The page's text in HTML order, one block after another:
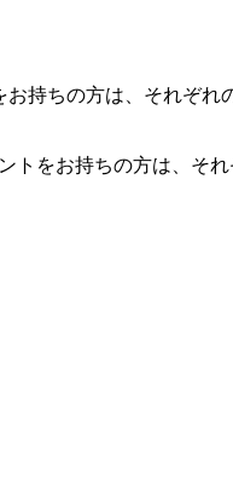
持ちの方は、それぞれ
トをお持ちの方は、そ